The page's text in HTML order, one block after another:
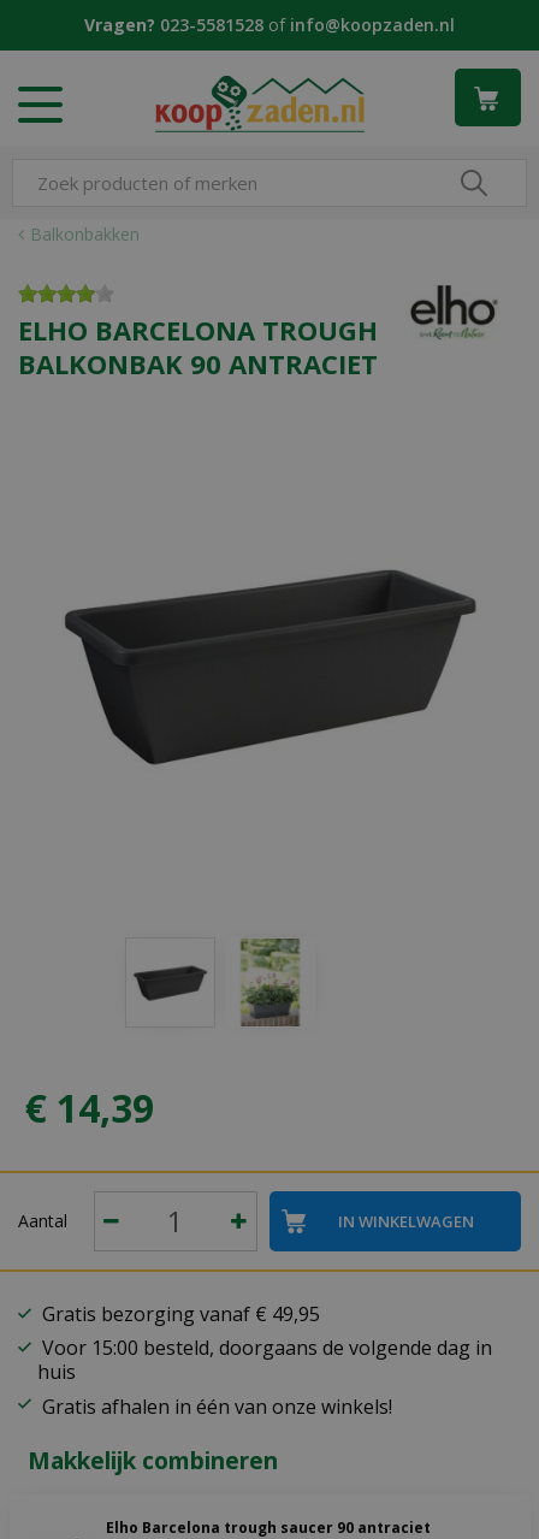
Balkonbakken
Vragen? 023-5581528 of info@koopzaden.nl
ELHO BARCELONA TROUGH
BALKONBAK 90 ANTRACIET
€ 14,39
Aantal
Gratis bezorging vanaf € 49,95
Voor 15:00 besteld, doorgaans de volgende dag in
huis
Gratis afhalen in één van onze winkels!
Makkelijk combineren
Elho Barcelona trough saucer 90 antraciet